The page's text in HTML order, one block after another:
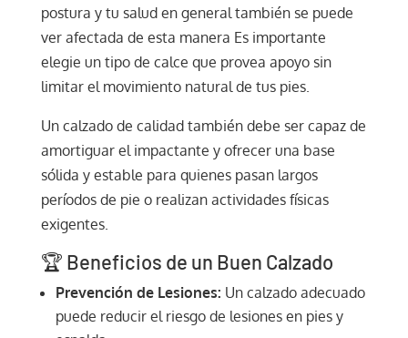
postura y tu salud en general también se puede
ver afectada de esta manera Es importante
elegie un tipo de calce que provea apoyo sin
limitar el movimiento natural de tus pies.
Un calzado de calidad también debe ser capaz de
amortiguar el impactante y ofrecer una base
sólida y estable para quienes pasan largos
períodos de pie o realizan actividades físicas
exigentes.
🏆 Beneficios de un Buen Calzado
Prevención de Lesiones: Un calzado adecuado
puede reducir el riesgo de lesiones en pies y